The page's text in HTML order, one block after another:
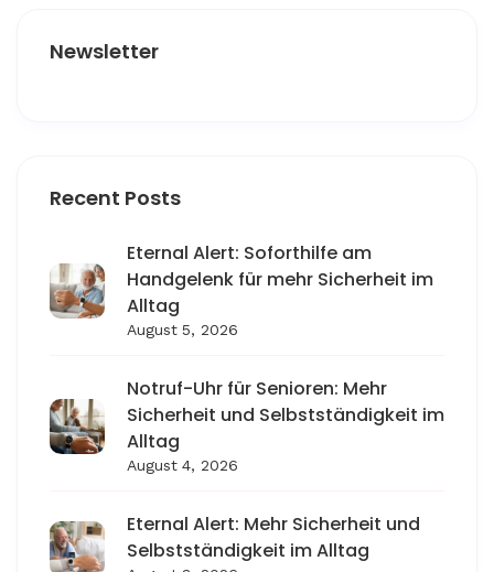
Newsletter
Recent Posts
Eternal Alert: Soforthilfe am
Handgelenk für mehr Sicherheit im
Alltag
August 5, 2026
Notruf-Uhr für Senioren: Mehr
Sicherheit und Selbstständigkeit im
Alltag
August 4, 2026
Eternal Alert: Mehr Sicherheit und
Selbstständigkeit im Alltag